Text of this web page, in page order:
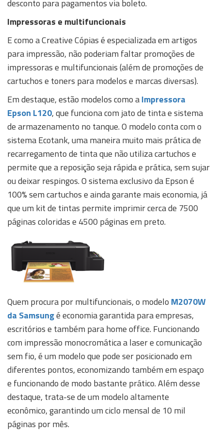
desconto para pagamentos via boleto.
Impressoras e multifuncionais
E como a Creative Cópias é especializada em artigos
para impressão, não poderiam faltar promoções de
impressoras e multifuncionais (além de promoções de
cartuchos e toners para modelos e marcas diversas).
Em destaque, estão modelos como aImpressora
Epson L120, que funciona com jato de tinta e sistema
de armazenamento no tanque. O modelo conta com o
sistema Ecotank, uma maneira muito mais prática de
recarregamento de tinta que não utiliza cartuchos e
permite que a reposição seja rápida e prática, sem sujar
ou deixar respingos. O sistema exclusivo da Epson é
100% sem cartuchos e ainda garante mais economia, já
que um kit de tintas permite imprimir cerca de 7500
páginas coloridas e 4500 páginas em preto.
Quem procura por multifuncionais, o modelo M2070W
da Samsungé economia garantida para empresas,
escritórios e também para home office. Funcionando
com impressão monocromática a laser e comunicação
sem fio, é um modelo que pode ser posicionado em
diferentes pontos, economizando também em espaço
e funcionando de modo bastante prático. Além desse
destaque, trata-se de um modelo altamente
econômico, garantindo um ciclo mensal de 10 mil
páginas por mês.